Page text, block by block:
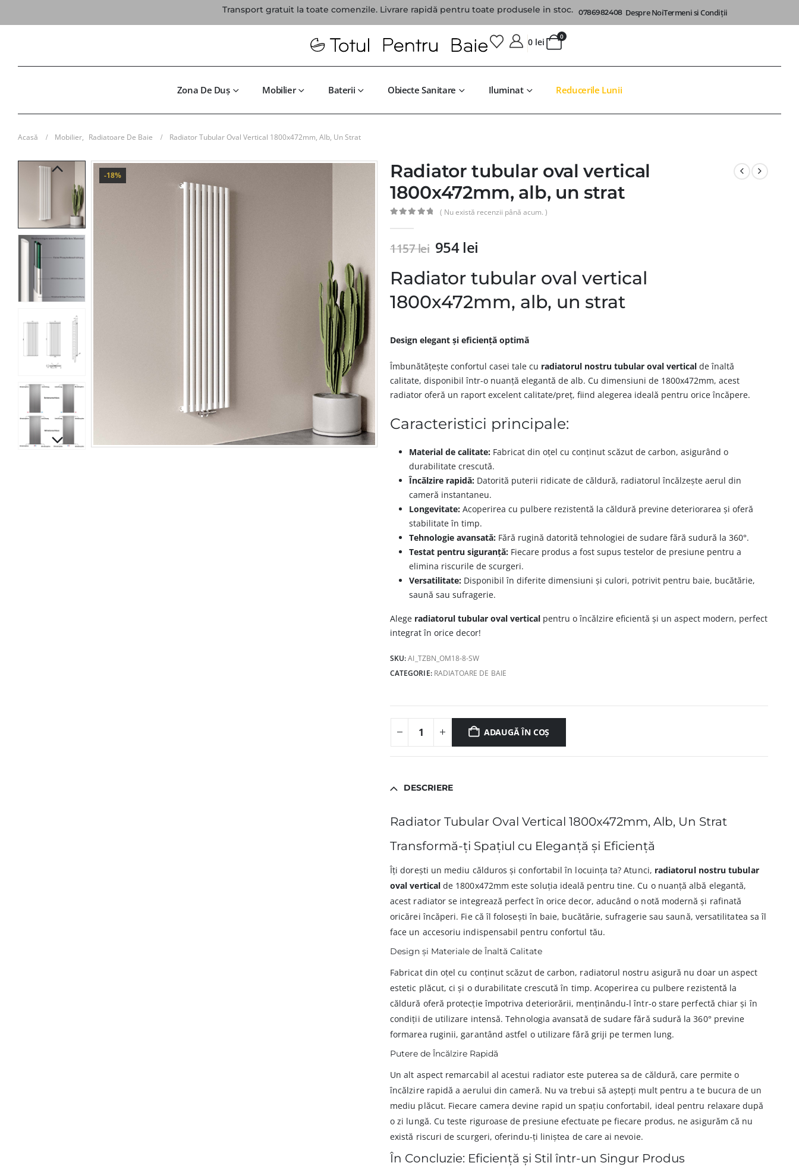
Transport gratuit la toate comenzile. Livrare rapidă pentru toate produsele in stoc. 0786982408 Despre NoiTermeni si Condiții
0
0 lei
Zona De Duș Mobilier Baterii Obiecte Sanitare Iluminat Reducerile Lunii
Acasă Mobilier, Radiatoare De Baie Radiator Tubular Oval Vertical 1800x472mm, Alb, Un Strat
-18%
Radiator tubular oval vertical
1800x472mm, alb, un strat
( Nu există recenzii până acum. )
1157lei 954 lei
Radiator tubular oval vertical
1800x472mm, alb, un strat
Design elegant și eficiență optimă
Îmbunătățește confortul casei tale cu radiatorul nostru tubular oval vertical de înaltă
calitate, disponibil într-o nuanță elegantă de alb. Cu dimensiuni de 1800x472mm, acest
radiator oferă un raport excelent calitate/preț, fiind alegerea ideală pentru orice încăpere.
Caracteristici principale:
Material de calitate: Fabricat din oțel cu conținut scăzut de carbon, asigurând o
durabilitate crescută.
Încălzire rapidă: Datorită puterii ridicate de căldură, radiatorul încălzește aerul din
cameră instantaneu.
Longevitate: Acoperirea cu pulbere rezistentă la căldură previne deteriorarea și oferă
stabilitate în timp.
Tehnologie avansată: Fără rugină datorită tehnologiei de sudare fără sudură la 360°.
Testat pentru siguranță: Fiecare produs a fost supus testelor de presiune pentru a
elimina riscurile de scurgeri.
Versatilitate: Disponibil în diferite dimensiuni și culori, potrivit pentru baie, bucătărie,
saună sau sufragerie.
Alege radiatorul tubular oval vertical pentru o încălzire eficientă și un aspect modern, perfect
integrat în orice decor!
SKU:AI_TZBN_OM18-8-SW
CATEGORIE: RADIATOARE DE BAIE
ADAUGĂ ÎN COȘ
DESCRIERE
Radiator Tubular Oval Vertical 1800x472mm, Alb, Un Strat
Transformă-ți Spațiul cu Eleganță și Eficiență
Îți dorești un mediu călduros și confortabil în locuința ta? Atunci, radiatorul nostru tubular
oval vertical de 1800x472mm este soluția ideală pentru tine. Cu o nuanță albă elegantă,
acest radiator se integrează perfect în orice decor, aducând o notă modernă și rafinată
oricărei încăperi. Fie că îl folosești în baie, bucătărie, sufragerie sau saună, versatilitatea sa îl
face un accesoriu indispensabil pentru confortul tău.
Design și Materiale de Înaltă Calitate
Fabricat din oțel cu conținut scăzut de carbon, radiatorul nostru asigură nu doar un aspect
estetic plăcut, ci și o durabilitate crescută în timp. Acoperirea cu pulbere rezistentă la
căldură oferă protecție împotriva deteriorării, menținându-l într-o stare perfectă chiar și în
condiții de utilizare intensă. Tehnologia avansată de sudare fără sudură la 360° previne
formarea ruginii, garantând astfel o utilizare fără griji pe termen lung.
Putere de Încălzire Rapidă
Un alt aspect remarcabil al acestui radiator este puterea sa de căldură, care permite o
încălzire rapidă a aerului din cameră. Nu va trebui să aștepți mult pentru a te bucura de un
mediu plăcut. Fiecare camera devine rapid un spațiu confortabil, ideal pentru relaxare după
o zi lungă. Cu teste riguroase de presiune efectuate pe fiecare produs, ne asigurăm că nu
există riscuri de scurgeri, oferindu-ți liniștea de care ai nevoie.
În Concluzie: Eficiență și Stil într-un Singur Produs